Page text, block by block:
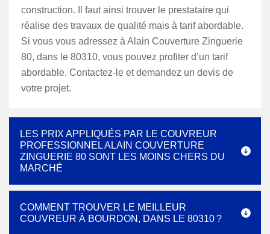
construction. Il faut ainsi trouver le prestataire qui
réalise des travaux de qualité mais à tarif abordable.
Si vous vous adressez à Alain Couverture Zinguerie
80, dans le 80310, vous pouvez profiter d’un tarif
abordable. Contactez-le et demandez un devis de
votre projet.
LES PRIX APPLIQUÉS PAR LE COUVREUR
PROFESSIONNEL ALAIN COUVERTURE
ZINGUERIE 80 SONT LES MOINS CHERS DU
MARCHÉ
COMMENT TROUVER LE MEILLEUR
COUVREUR À BOURDON, DANS LE 80310 ?